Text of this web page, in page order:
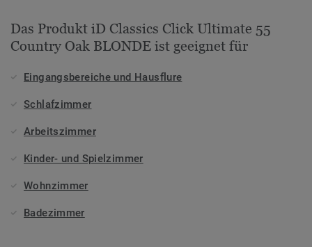
Das Produkt iD Classics Click Ultimate 55
Country Oak BLONDE ist geeignet für
Eingangsbereiche und Hausflure
Schlafzimmer
Arbeitszimmer
Kinder- und Spielzimmer
Wohnzimmer
Badezimmer